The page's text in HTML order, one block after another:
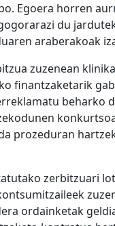
Egoera horren
du
araberakoak
zuzenean
finantzaketarik
beharko
prozeduran
zerbitzuari
ordainketak